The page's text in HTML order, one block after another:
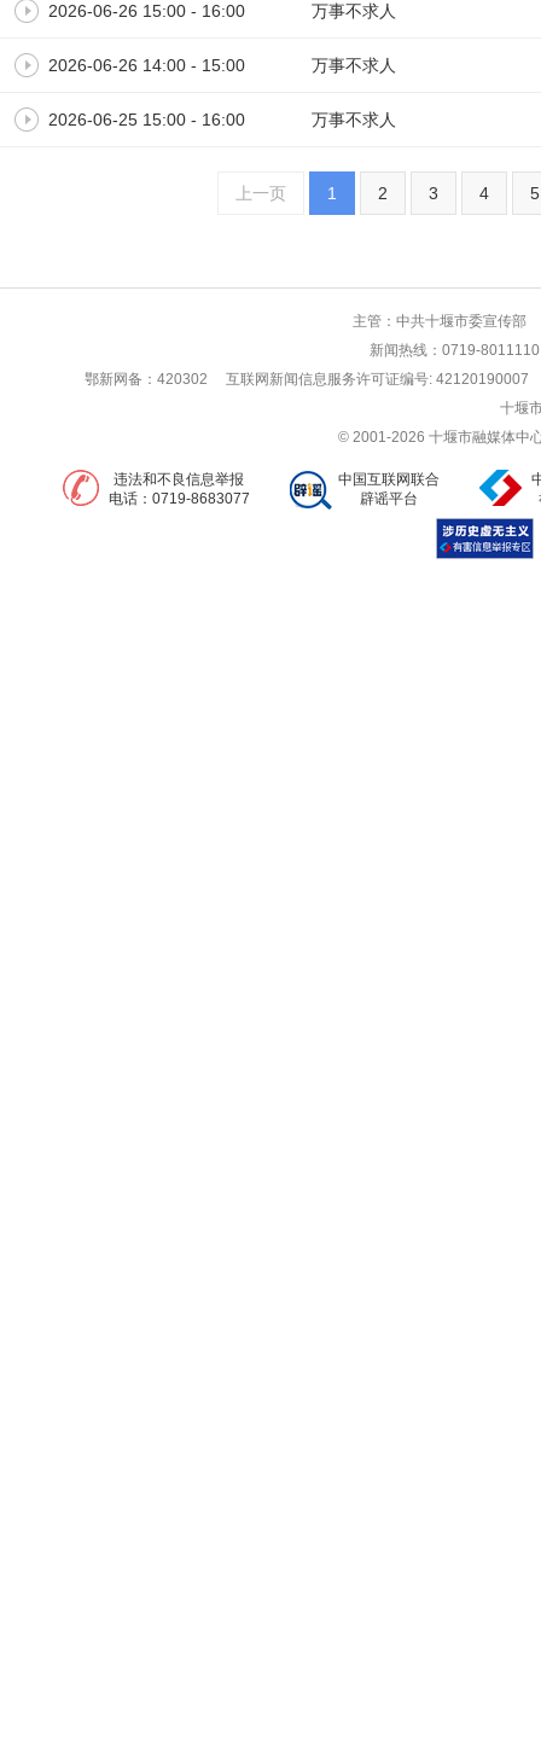
2026-06-26 15:00 - 16:00 万事不求人
2026-06-26 14:00 - 15:00 万事不求人
2026-06-25 15:00 - 16:00 万事不求人
上一页 1 2 3 4 5
主管：中共十堰市委宣传
新闻热线：0719-
鄂新网备：420302 互联网新闻信息服务许可证编号: 42120190007
十堰
© 2001-2026 十堰市融媒体中
违法和不良信息举报
电话：0719-8683077
中国互联网联合
辟谣平台